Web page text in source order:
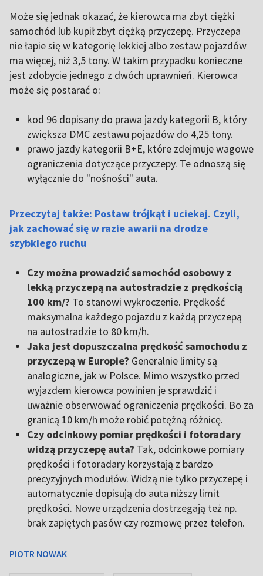
Może się jednak okazać, że kierowca ma zbyt ciężki
samochód lub kupił zbyt ciężką przyczepę. Przyczepa
nie łapie się w kategorię lekkiej albo zestaw pojazdów
ma więcej, niż 3,5 tony. W takim przypadku konieczne
jest zdobycie jednego z dwóch uprawnień. Kierowca
może się postarać o:
kod 96 dopisany do prawa jazdy kategorii B, który
zwiększa DMC zestawu pojazdów do 4,25 tony.
prawo jazdy kategorii B+E, które zdejmuje wagowe
ograniczenia dotyczące przyczepy. Te odnoszą się
wyłącznie do "nośności" auta.
Przeczytaj także: Postaw trójkąt i uciekaj. Czyli,
jak zachować się w razie awarii na drodze
szybkiego ruchu
Czy można prowadzić samochód osobowy z
lekką przyczepą na autostradzie z prędkością
100 km/? To stanowi wykroczenie. Prędkość
maksymalna każdego pojazdu z każdą przyczepą
na autostradzie to 80 km/h.
Jaka jest dopuszczalna prędkość samochodu z
przyczepą w Europie? Generalnie limity są
analogiczne, jak w Polsce. Mimo wszystko przed
wyjazdem kierowca powinien je sprawdzić i
uważnie obserwować ograniczenia prędkości. Bo za
granicą 10 km/h może robić potężną różnicę.
Czy odcinkowy pomiar prędkości i fotoradary
widzą przyczepę auta? Tak, odcinkowe pomiary
prędkości i fotoradary korzystają z bardzo
precyzyjnych modułów. Widzą nie tylko przyczepę i
automatycznie dopisują do auta niższy limit
prędkości. Nowe urządzenia dostrzegają też np.
brak zapiętych pasów czy rozmowę przez telefon.
PIOTR NOWAK